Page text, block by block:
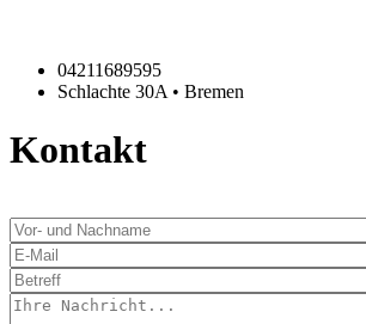
04211689595
Schlachte 30A • Bremen
Kontakt